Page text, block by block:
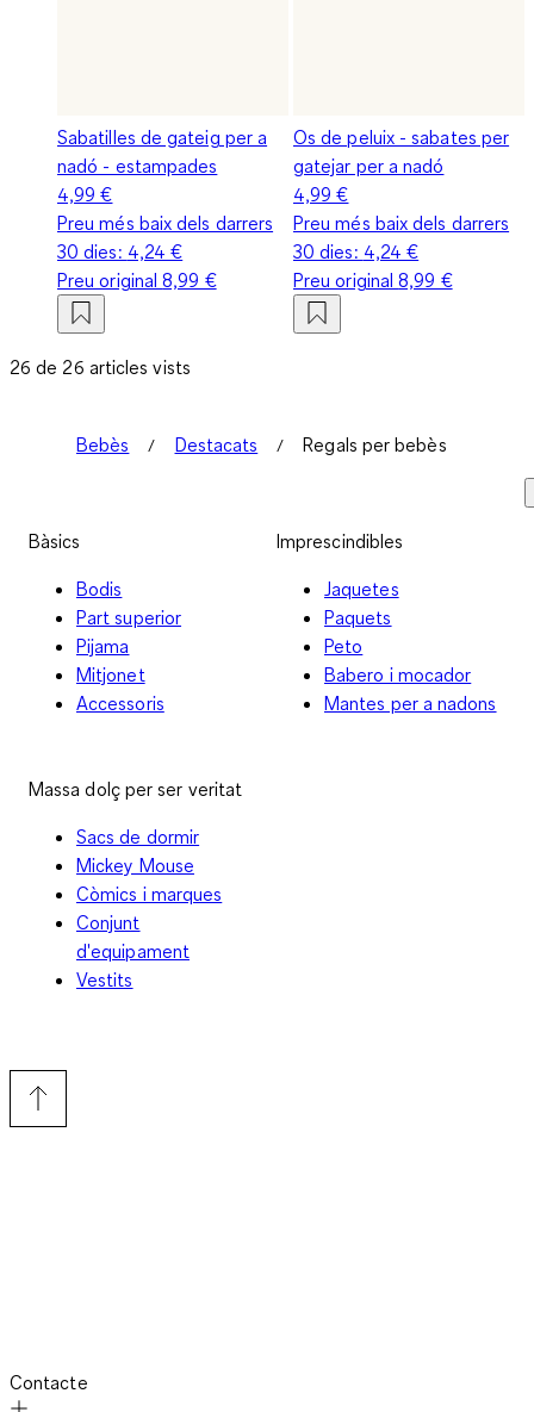
Sabatilles de gateig per a
nadó - estampades
4,99 €
Preu més baix dels darrers
30 dies: 4,24 €
Preu original8,99 €
Os de peluix - sabates per
gatejar per a nadó
4,99 €
Preu més baix dels darrers
30 dies: 4,24 €
Preu original8,99 €
26 de 26 articles vists
Bebès Destacats Regals per bebès
Bàsics
Bodis
Part superior
Pijama
Mitjonet
Accessoris
Imprescindibles
Jaquetes
Paquets
Peto
Babero i mocador
Mantes per a nadons
Massa dolç per ser veritat
Sacs de dormir
Mickey Mouse
Còmics i marques
Conjunt
d'equipament
Vestits
Contacte